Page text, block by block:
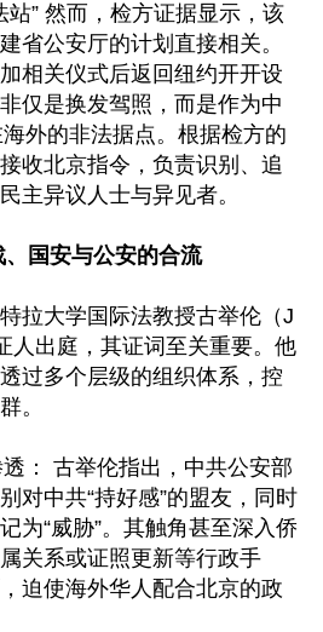
站” 然而，检方证据显示，该
省公安厅的计划直接相关。
相关仪式后返回纽约开开设
仅是换发驾照，而是作为中
外的非法据点。根据检方的
收北京指令，负责识别、追
主异议人士与异见者。
国安与公安的合流
拉大学国际法教授古举伦（J
人出庭，其证词至关重要。他
过多个层级的组织体系，控
。
： 古举伦指出，中共公安部
对中共“持好感”的盟友，同时
为“威胁”。其触角甚至深入侨
关系或证照更新等行政手
迫使海外华人配合北京的政